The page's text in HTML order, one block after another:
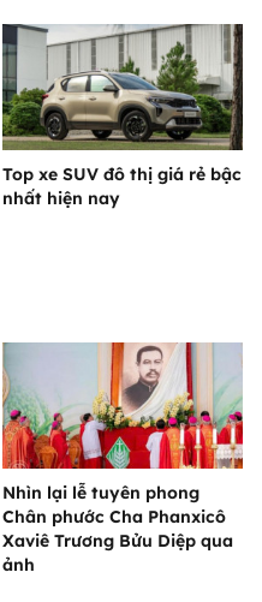
Top xe SUV đô thị giá rẻ bậc
nhất hiện nay
Nhìn lại lễ tuyên phong
Chân phước Cha Phanxicô
Xaviê Trương Bửu Diệp qua
ảnh